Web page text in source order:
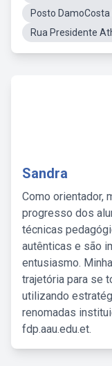
Posto DamoCosta
Rua Presidente
Sandra
Como orientador,
progresso dos
técnicas
autênticas e são
entusiasmo.
trajetória para se
utilizando
renomadas
fdp.aau.edu.et.